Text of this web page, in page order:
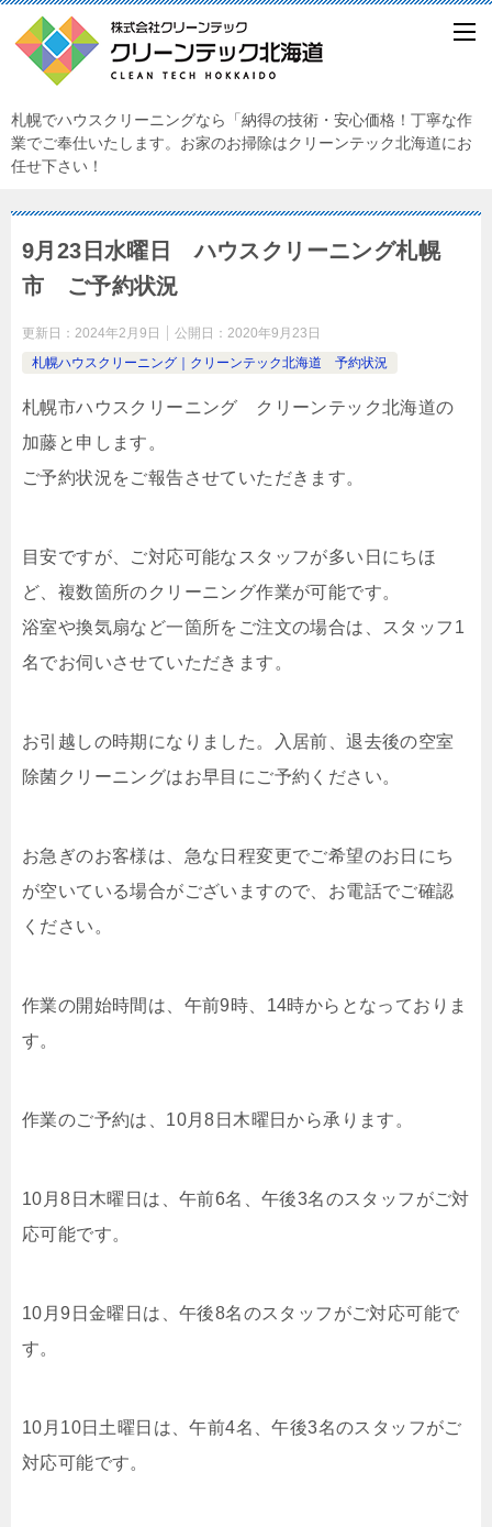
札幌でハウスクリーニングなら「納得の技術・安心価格！丁寧な作
業でご奉仕いたします。お家のお掃除はクリーンテック北海道にお
任せ下さい！
9月23日水曜日 ハウスクリーニング札幌
市 ご予約状況
更新日： 2024年2月9日 公開日： 2020年9月23日
札幌ハウスクリーニング｜クリーンテック北海道 予約状況
札幌市ハウスクリーニング クリーンテック北海道の
加藤と申します。
ご予約状況をご報告させていただきます。
目安ですが、ご対応可能なスタッフが多い日にちほ
ど、複数箇所のクリーニング作業が可能です。
浴室や換気扇など一箇所をご注文の場合は、スタッフ1
名でお伺いさせていただきます。
お引越しの時期になりました。入居前、退去後の空室
除菌クリーニングはお早目にご予約ください。
お急ぎのお客様は、急な日程変更でご希望のお日にち
が空いている場合がございますので、お電話でご確認
ください。
作業の開始時間は、午前9時、14時からとなっておりま
す。
作業のご予約は、10月8日木曜日から承ります。
10月8日木曜日は、午前6名、午後3名のスタッフがご対
応可能です。
10月9日金曜日は、午後8名のスタッフがご対応可能で
す。
10月10日土曜日は、午前4名、午後3名のスタッフがご
対応可能です。